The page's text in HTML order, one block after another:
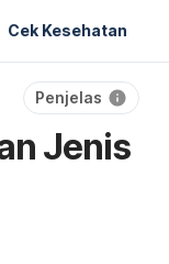
Cek Kesehatan
Penjelas
Jenis